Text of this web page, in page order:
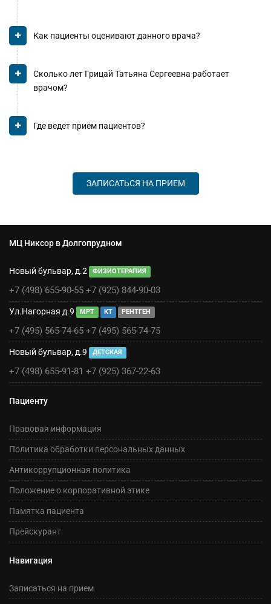
Как пациенты оценивают данного врача?
Сколько лет Грицай Татьяна Сергеевна работает
врачом?
Где ведет приём пациентов?
ЗАПИСАТЬСЯ НА ПРИЕМ
МЦ Никсор в Долгопрудном
Новый бульвар, д.2 ФИЗИОТЕРАПИЯ
+7 (498) 655-90-55 +7 (925) 844-90-03
Ул.Нагорная д.9 МРТ КТ РЕНТГЕН
+7 (495) 565-74-65 +7 (495) 565-74-75
Новый бульвар, д.9 ДЕТСКАЯ
+7 (498) 655-91-81 +7 (925) 367-22-63
Пациенту
Правовая информация
Политика обработки персональных данных
Антикоррупционная политика
Положение о корпоративной этике
Памятка пациента
Прейскурант
Навигация
Записаться на прием